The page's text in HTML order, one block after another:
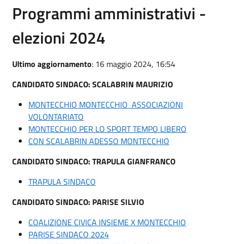
Programmi amministrativi -
elezioni 2024
Ultimo aggiornamento: 16 maggio 2024, 16:54
CANDIDATO SINDACO: SCALABRIN MAURIZIO
MONTECCHIO MONTECCHIO ASSOCIAZIONI
VOLONTARIATO
MONTECCHIO PER LO SPORT TEMPO LIBERO
CON SCALABRIN ADESSO MONTECCHIO
CANDIDATO SINDACO: TRAPULA GIANFRANCO
TRAPULA SINDACO
CANDIDATO SINDACO: PARISE SILVIO
COALIZIONE CIVICA INSIEME X MONTECCHIO
PARISE SINDACO 2024